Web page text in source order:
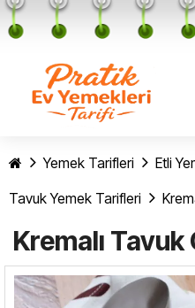
Yemek Tarifleri
Etli
Tavuk Yemek Tarifleri
Kremalı Tavuk